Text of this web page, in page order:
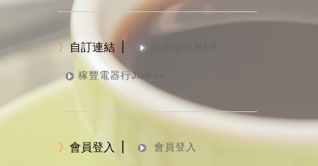
》自訂連結
稼豐電器行JiaFon
》 會員登入 會員登入